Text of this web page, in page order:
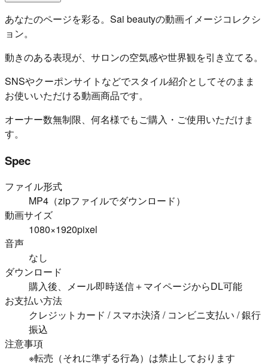
あなたのページを彩る。Sai beautyの動画イメージコレクシ
ョン。
動きのある表現が、サロンの空気感や世界観を引き立てる。
SNSやクーポンサイトなどでスタイル紹介としてそのまま
お使いいただける動画商品です。
オーナー数無制限、何名様でもご購入・ご使用いただけま
す。
Spec
ファイル形式
MP4（zipファイルでダウンロード）
動画サイズ
1080×1920pixel
音声
なし
ダウンロード
購入後、メール即時送信＋マイページからDL可能
お支払い方法
クレジットカード / スマホ決済 / コンビニ支払い / 銀行
振込
注意事項
※転売（それに準ずる行為）は禁止しております